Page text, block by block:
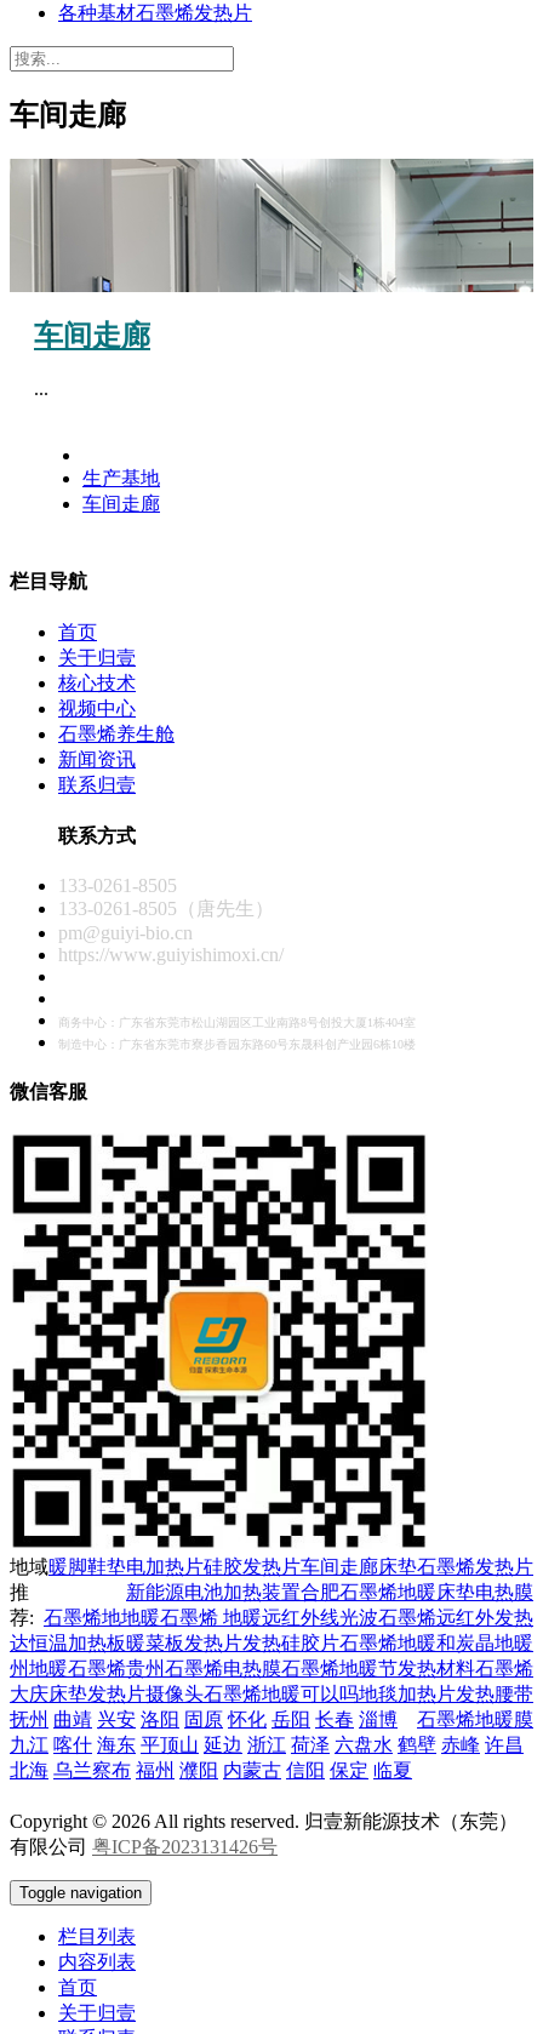
各种基材石墨烯发热片
车间走廊
车间走廊
...
生产基地
车间走廊
栏目导航
首页
关于归壹
核心技术
视频中心
石墨烯养生舱
新闻资讯
联系归壹
联系方式
133-0261-8505
133-0261-8505（唐先生）
pm@guiyi-bio.cn
https://www.guiyishimoxi.cn/
商务中心：广东省东莞市松山湖园区工业南路8号创投大厦1栋404室
制造中心：广东省东莞市寮步香园东路60号东晟科创产业园6栋10楼
微信客服
床垫石墨烯发热片
车间走廊
硅胶发热片
暖脚鞋垫电加热片
床垫电热膜
合肥石墨烯地暖
新能源电池加热装置
石墨烯远红外发热
远红外线光波
石墨烯 地暖
石墨烯地地暖
石墨烯地暖和炭晶地暖
发热硅胶片
暖菜板发热片
恒温加热板
发热材料石墨烯
石墨烯地暖节
贵州石墨烯电热膜
地暖石墨烯
发热腰带
地毯加热片
石墨烯地暖可以吗
摄像头
床垫发热片
石墨烯地暖膜
地域
推
荐:
达
州
大庆
抚州 曲靖 兴安 洛阳 固原 怀化 岳阳 长春 淄博
九江 喀什 海东 平顶山 延边 浙江 荷泽 六盘水 鹤壁 赤峰 许昌
北海 乌兰察布 福州 濮阳 内蒙古 信阳 保定 临夏
Copyright © 2026 All rights reserved. 归壹新能源技术（东莞）
有限公司 粤ICP备2023131426号
Toggle navigation
栏目列表
内容列表
首页
关于归壹